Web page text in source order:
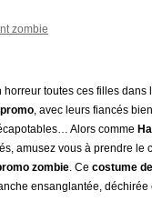
zombie
horreur toutes ces filles dans
, avec leurs fiancés
Alors comme
amusez vous à prendre
zombie. Ce costume
ensanglantée,